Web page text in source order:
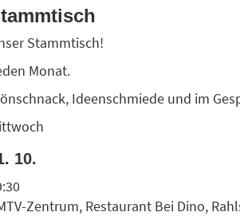
Stammtisch!
Monat.
Ideenschmiede und im
10.
Zentrum, Restaurant Bei Dino,